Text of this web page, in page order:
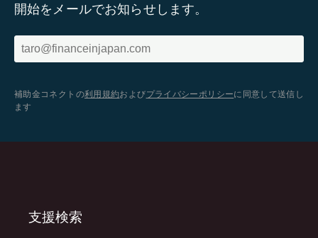
開始をメールでお知らせします。
補助金コネクトの利用規約およびプライバシーポリシーに同意して送信し
ます
支援検索